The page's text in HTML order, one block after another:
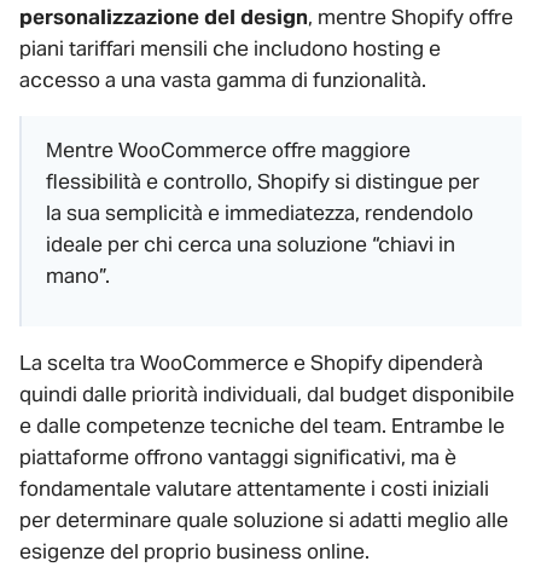
personalizzazione del design, mentre Shopify offre
piani tariffari mensili che includono hosting e
accesso a una vasta gamma di funzionalità.
Mentre WooCommerce offre maggiore
flessibilità e controllo, Shopify si distingue per
la sua semplicità e immediatezza, rendendolo
ideale per chi cerca una soluzione “chiavi in
mano”.
La scelta tra WooCommerce e Shopify dipenderà
quindi dalle priorità individuali, dal budget disponibile
e dalle competenze tecniche del team. Entrambe le
piattaforme offrono vantaggi significativi, ma è
fondamentale valutare attentamente i costi iniziali
per determinare quale soluzione si adatti meglio alle
esigenze del proprio business online.